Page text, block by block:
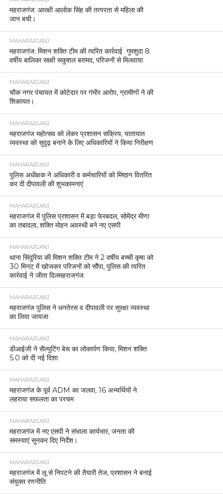
महराजगंज: आरक्षी आलोक सिंह की तत्परता से महिला की
जान बची।
MAHARAJGANJ
महराजगंज: मिशन शक्ति टीम की त्वरित कार्रवाई गुमशुदा 8
वर्षीय बालिका साक्षी सकुशल बरामद, परिजनों से मिलवाया
MAHARAJGANJ
चौक नगर पंचायत में कोटेदार पर गंभीर आरोप, ग्रामीणों ने की
शिकायत।
MAHARAJGANJ
महराजगंज महोत्सव को लेकर प्रशासन सक्रिय, यातायात
व्यवस्था को सुदृढ़ बनाने के लिए अधिकारियों ने किया निरीक्षण
MAHARAJGANJ
पुलिस अधीक्षक ने अधिकारी व कर्मचारियों को मिष्ठान वितरित
कर दी दीपावली की शुभकामनाएं
MAHARAJGANJ
महराजगंज में पुलिस प्रशासन में बड़ा फेरबदल, सोमेंद्र मीणा
का तबादला, शक्ति मोहन अवस्थी बने नए एसपी
MAHARAJGANJ
थाना सिंदुरिया की मिशन शक्ति टीम ने 2 वर्षीय बच्ची कृषा को
30 मिनट में खोजकर परिजनों को सौंपा, पुलिस की त्वरित
कार्रवाई ने जीता दिलमहराजगंज
MAHARAJGANJ
महराजगंज पुलिस ने धनतेरस व दीपावली पर सुरक्षा व्यवस्था
का लिया जायजा
MAHARAJGANJ
डीआईजी ने सैल्युटिंग बेस का लोकार्पण किया, मिशन शक्ति
5.0 को दी नई दिशा
MAHARAJGANJ
महराजगंज के पूर्व ADM का जलवा, 16 अभ्यर्थियों ने
लहराया सफलता का परचम
MAHARAJGANJ
महराजगंज में नए एसपी ने संभाला कार्यभार, जनता की
समस्याएं सुनकर दिए निर्देश।
MAHARAJGANJ
महराजगंज में लू से निपटने की तैयारी तेज, प्रशासन ने बनाई
संयुक्त रणनीति